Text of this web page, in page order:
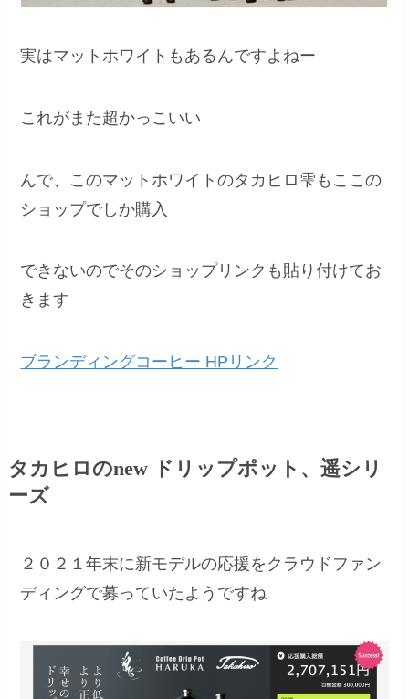
実はマットホワイトもあるんですよねー
これがまた超かっこいい
んで、このマットホワイトのタカヒロ雫もここの
ショップでしか購入
できないのでそのショップリンクも貼り付けてお
きます
ブランディングコーヒー HPリンク
タカヒロのnew ドリップポット、遥シリ
ーズ
２０２１年末に新モデルの応援をクラウドファン
ディングで募っていたようですね